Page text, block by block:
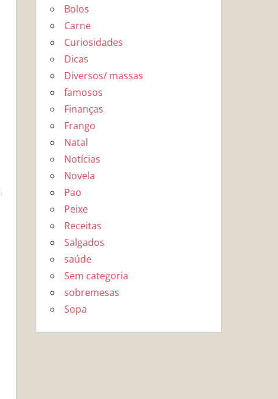
Bolos
Carne
Curiosidades
Dicas
Diversos/ massas
famosos
Finanças
Frango
Natal
Notícias
Novela
Pao
Peixe
Receitas
Salgados
saúde
Sem categoria
sobremesas
Sopa